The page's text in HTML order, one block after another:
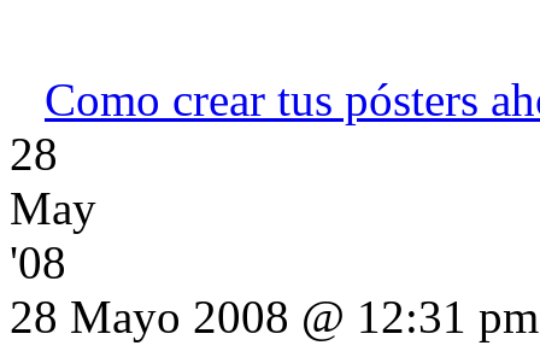
Como crear tus pósters
28
May
'08
28 Mayo 2008 @ 12:31 pm